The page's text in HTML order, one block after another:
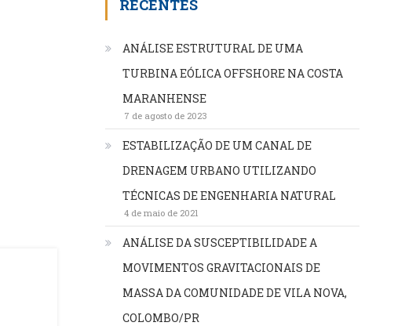
RECENTES
ANÁLISE ESTRUTURAL DE UMA
TURBINA EÓLICA OFFSHORE NA COSTA
MARANHENSE
7 de agosto de 2023
ESTABILIZAÇÃO DE UM CANAL DE
DRENAGEM URBANO UTILIZANDO
TÉCNICAS DE ENGENHARIA NATURAL
4 de maio de 2021
ANÁLISE DA SUSCEPTIBILIDADE A
MOVIMENTOS GRAVITACIONAIS DE
MASSA DA COMUNIDADE DE VILA NOVA,
COLOMBO/PR